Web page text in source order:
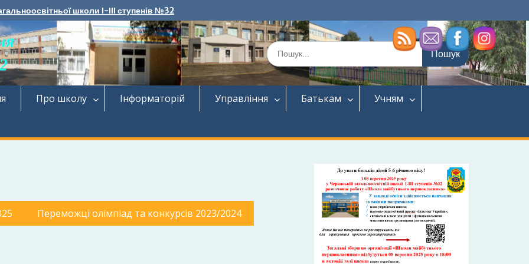
школи І-ІІІ ступенів №32
Шукати:
Про школу Інформаторій Управління Батькам
Учням
Переможці олімпіад та конкурсів 2023/2024